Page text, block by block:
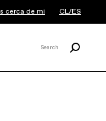
cerca de mi CL/ES
Search